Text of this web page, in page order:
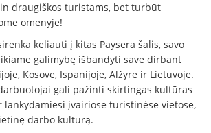
draugiškos turistams, bet turbūt
omenyje!
keliauti į kitas Paysera šalis, savo
galimybę išbandyti save dirbant
Kosove, Ispanijoje, Alžyre ir Lietuvoje.
gali pažinti skirtingas kultūras
įvairiose turistinėse vietose,
darbo kultūrą.